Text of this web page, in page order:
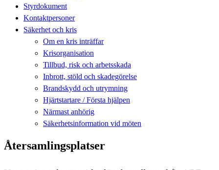
Styrdokument
Kontaktpersoner
Säkerhet och kris
Om en kris inträffar
Krisorganisation
Tillbud, risk och arbetsskada
Inbrott, stöld och skadegörelse
Brandskydd och utrymning
Hjärtstartare / Första hjälpen
Närmast anhörig
Säkerhetsinformation vid möten
Återsamlingsplatser